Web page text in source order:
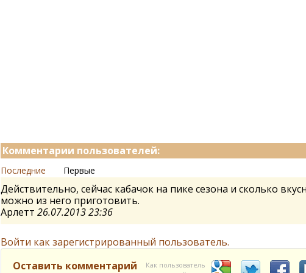
Комментарии пользователей:
Последние Первые
Действительно, сейчас кабачок на пике сезона и сколько
можно из него приготовить.
Арлетт 26.07.2013 23:36
Войти как зарегистрированный пользователь.
Оставить комментарий
Как пользователь